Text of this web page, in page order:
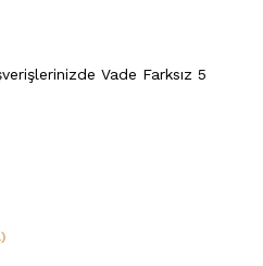
Vade Farksız 5